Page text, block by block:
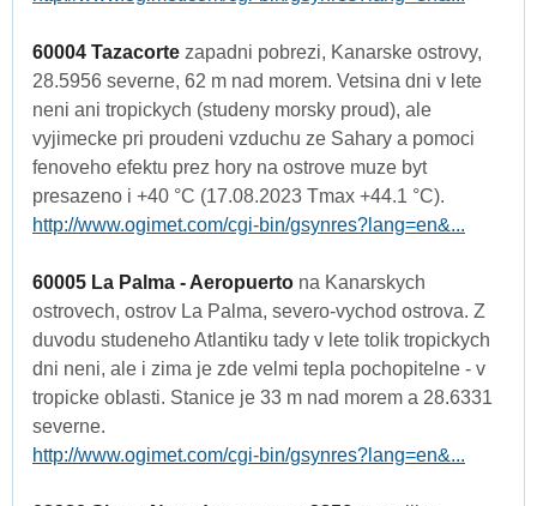
60004 Tazacorte zapadni pobrezi, Kanarske ostrovy,
28.5956 severne, 62 m nad morem. Vetsina dni v lete
neni ani tropickych (studeny morsky proud), ale
vyjimecke pri proudeni vzduchu ze Sahary a pomoci
fenoveho efektu prez hory na ostrove muze byt
presazeno i +40 °C (17.08.2023 Tmax +44.1 °C).
http://www.ogimet.com/cgi-bin/gsynres?lang=en&...
60005 La Palma - Aeropuerto na Kanarskych
ostrovech, ostrov La Palma, severo-vychod ostrova. Z
duvodu studeneho Atlantiku tady v lete tolik tropickych
dni neni, ale i zima je zde velmi tepla pochopitelne - v
tropicke oblasti. Stanice je 33 m nad morem a 28.6331
severne.
http://www.ogimet.com/cgi-bin/gsynres?lang=en&...